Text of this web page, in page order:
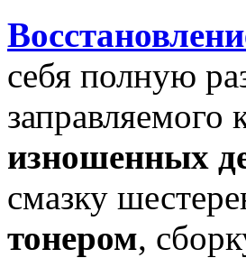
себя полную
изношенных
смазку
тонером,